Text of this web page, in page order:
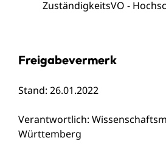
ZuständigkeitsVO -
Freigabevermerk
Stand: 26.01.2022
Verantwortlich:
Württemberg